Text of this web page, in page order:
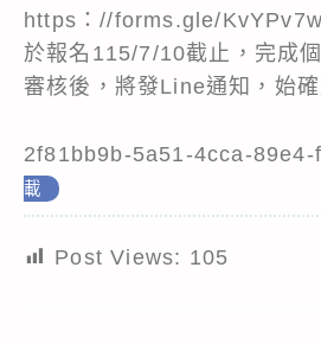
https：//forms.gle/
於報名115/7/10截止，完成
審核後，將發Line通知，始確
2f81bb9b-5a51-4cca-
載
Post Views: 105